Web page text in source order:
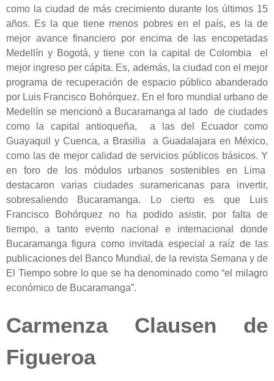
como la ciudad de más crecimiento durante los últimos 15
años. Es la que tiene menos pobres en el país, es la de
mejor avance financiero por encima de las encopetadas
Medellín y Bogotá, y tiene con la capital de Colombia el
mejor ingreso per cápita. Es, además, la ciudad con el mejor
programa de recuperación de espacio público abanderado
por Luis Francisco Bohórquez. En el foro mundial urbano de
Medellín se mencionó a Bucaramanga al lado de ciudades
como la capital antioqueña, a las del Ecuador como
Guayaquil y Cuenca, a Brasilia a Guadalajara en México,
como las de mejor calidad de servicios públicos básicos. Y
en foro de los módulos urbanos sostenibles en Lima
destacaron varias ciudades suramericanas para invertir,
sobresaliendo Bucaramanga. Lo cierto es que Luis
Francisco Bohórquez no ha podido asistir, por falta de
tiempo, a tanto evento nacional e internacional donde
Bucaramanga figura como invitada especial a raíz de las
publicaciones del Banco Mundial, de la revista Semana y de
El Tiempo sobre lo que se ha denominado como “el milagro
económico de Bucaramanga”.
Carmenza Clausen de
Figueroa